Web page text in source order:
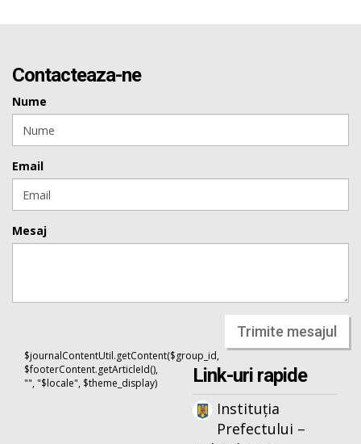
Contacteaza-ne
Nume
Email
Mesaj
Trimite mesajul
$journalContentUtil.getContent($group_id,
$footerContent.getArticleId(),
"", "$locale", $theme_display)
Link-uri rapide
Instituția
Prefectului –